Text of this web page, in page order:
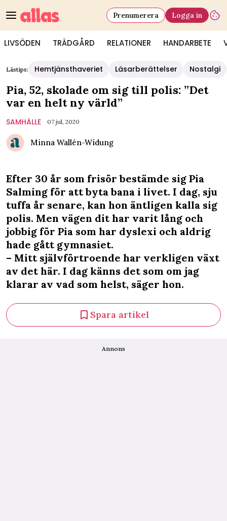
LIVSÖDEN TRÄDGÅRD RELATIONER HANDARBETE
Prenumerera Logga in
Lästips: Hemtjänsthaveriet Läsarberättelser Nostalgi
Pia, 52, skolade om sig till polis: ”Det
var en helt ny värld”
SAMHÄLLE 07 jul, 2020
Minna Wallén-Widung
Efter 30 år som frisör bestämde sig Pia
Salming för att byta bana i livet. I dag, sju
tuffa år senare, kan hon äntligen kalla sig
polis. Men vägen dit har varit lång och
jobbig för Pia som har dyslexi och aldrig
hade gått gymnasiet.
– Mitt självförtroende har verkligen växt
av det här. I dag känns det som om jag
klarar av vad som helst, säger hon.
Spara artikel
Annons